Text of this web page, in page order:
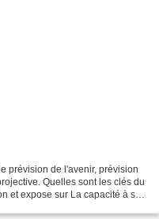
prévision de l'avenir, prévision
Quelles sont les clés du
et expose sur La capacité à se